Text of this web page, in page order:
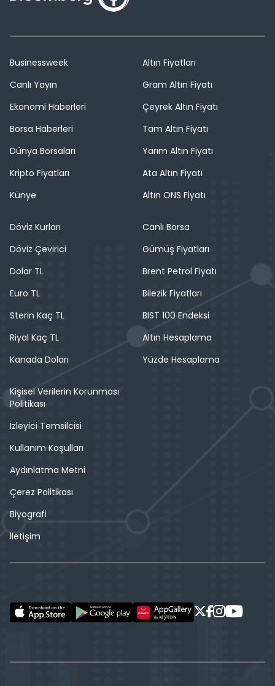
Businessweek
Canlı Yayın
Ekonomi Haberleri
Borsa Haberleri
Dünya Borsaları
Kripto Fiyatları
Künye
Altın Fiyatları
Gram Altın Fiyatı
Çeyrek Altın Fiyatı
Tam Altın Fiyatı
Yarım Altın Fiyatı
Ata Altın Fiyatı
Altın ONS Fiyatı
Döviz Kurları
Döviz Çevirici
Dolar TL
Euro TL
Sterin Kaç TL
Riyal Kaç TL
Kanada Doları
Canlı Borsa
Gümüş Fiyatları
Brent Petrol Fiyatı
Bilezik Fiyatları
BIST 100 Endeksi
Altın Hesaplama
Yüzde Hesaplama
Kişisel Verilerin Korunması
Politikası
İzleyici Temsilcisi
Kullanım Koşulları
Aydınlatma Metni
Çerez Politikası
Biyografi
İletişim